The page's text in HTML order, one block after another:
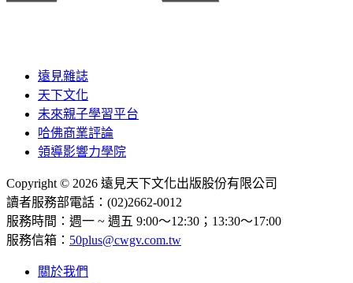
遠見雜誌
天下文化
未來親子學習平台
哈佛商業評論
領導影響力學院
Copyright © 2026 遠見天下文化出版股份有限公司
讀者服務部電話：(02)2662-0012
服務時間：週一 ~ 週五 9:00～12:30；13:30～17:00
服務信箱： 50plus@cwgv.com.tw
關於我們